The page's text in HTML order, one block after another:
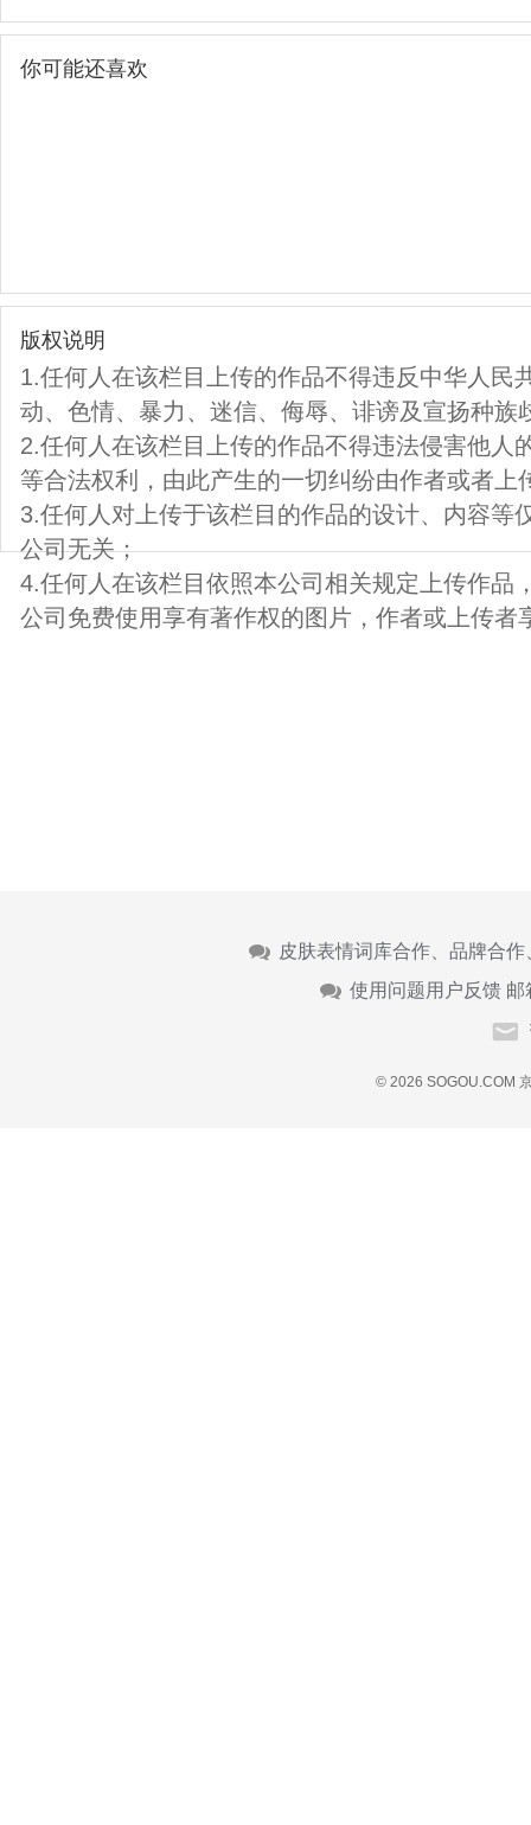
你可能还喜欢
版权说明
1.任何人在该栏目上传的作品不得违反中华人民
动、色情、暴力、迷信、侮辱、诽谤及宣扬种族
2.任何人在该栏目上传的作品不得违法侵害他人
等合法权利，由此产生的一切纠纷由作者或者上
3.任何人对上传于该栏目的作品的设计、内容等
公司无关；
4.任何人在该栏目依照本公司相关规定上传作品
公司免费使用享有著作权的图片，作者或上传者
皮肤表情词库合作、品牌合
使用问题用户反馈 邮
© 2026 SOGOU.COM